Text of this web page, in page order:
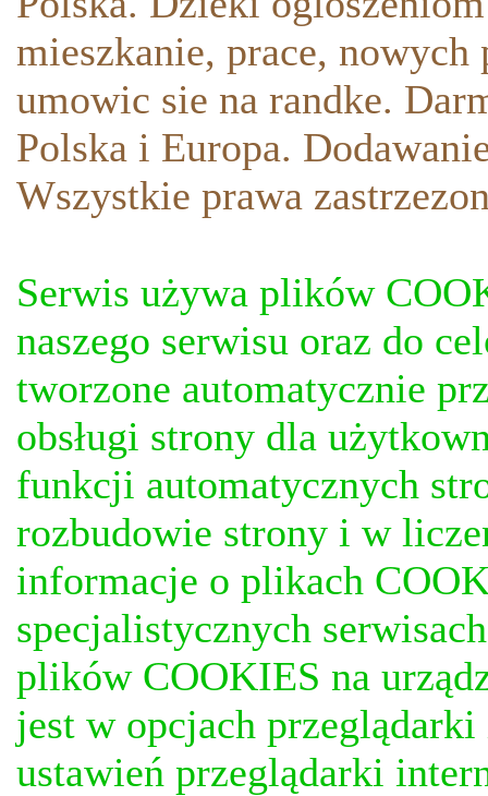
mieszkanie, prace,
umowic sie na randke.
Polska i Europa.
Wszystkie prawa
Serwis używa plików
naszego serwisu oraz do
tworzone automatycznie
obsługi strony dla
funkcji automatycznych
rozbudowie strony i w
informacje o plikach
specjalistycznych
plików COOKIES na
jest w opcjach
ustawień przeglądarki